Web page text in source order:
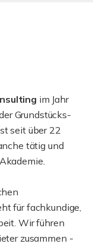
im Jahr
Grundstücks-
seit über 22
tätig und
für fachkundige,
Wir führen
zusammen -